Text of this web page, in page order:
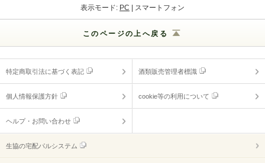
よくあるご質問（ギフトに関する情報）
ヘルプ・お問い合わせ
表示モード: PC | スマートフォン
このページの上へ戻る
特定商取引法に基づく表記 酒類販売管理者標識
個人情報保護方針 cookie等の利用について
ヘルプ・お問い合わせ
生協の宅配パルシステム